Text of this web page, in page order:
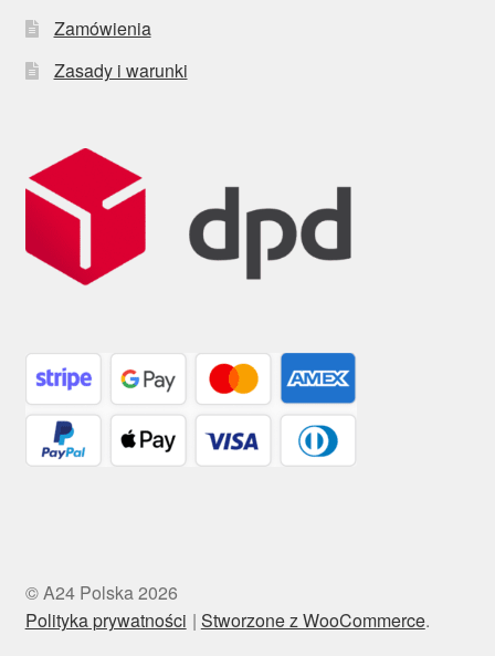
Zamówienia
Zasady i warunki
© A24 Polska 2026
Polityka prywatności
Stworzone z WooCommerce.